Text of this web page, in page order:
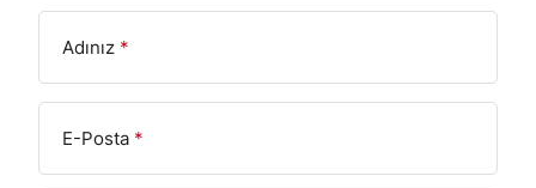
Adınız *
E-Posta *